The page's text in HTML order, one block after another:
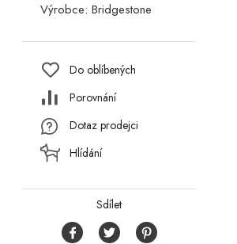
Výrobce: Bridgestone
Do oblíbených
Porovnání
Dotaz prodejci
Hlídání
Sdílet